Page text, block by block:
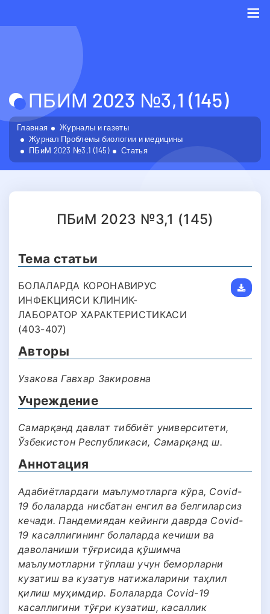
ПБИМ 2023 №3,1 (145)
Главная
Журналы и газеты
Журнал Проблемы биологии и медицины
ПБиМ 2023 №3,1 (145)
Статья
ПБиМ 2023 №3,1 (145)
Тема статьи
БОЛАЛАРДА КОРОНАВИРУС
ИНФЕКЦИЯСИ КЛИНИК-
ЛАБОРАТОР ХАРАКТЕРИСТИКАСИ
(403-407)
Авторы
Узакова Гавхар Закировна
Учреждение
Самарқанд давлат тиббиёт университети,
Ўзбекистон Республикаси, Самарқанд ш.
Аннотация
Адабиётлардаги маълумотларга кўра, Covid-
19 болаларда нисбатан енгил ва белгиларсиз
кечади. Пандемиядан кейинги даврда Covid-
19 касаллигининг болаларда кечиши ва
даволаниши тўғрисида қўшимча
маълумотларни тўплаш учун беморларни
кузатиш ва кузатув натижаларини таҳлил
қилиш муҳимдир. Болаларда Covid-19
касаллигини тўғри кузатиш, касаллик